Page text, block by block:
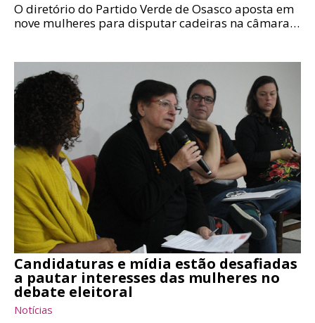
O diretório do Partido Verde de Osasco aposta em
nove mulheres para disputar cadeiras na câmara…
Candidaturas e mídia estão desafiadas
a pautar interesses das mulheres no
debate eleitoral
Notícias